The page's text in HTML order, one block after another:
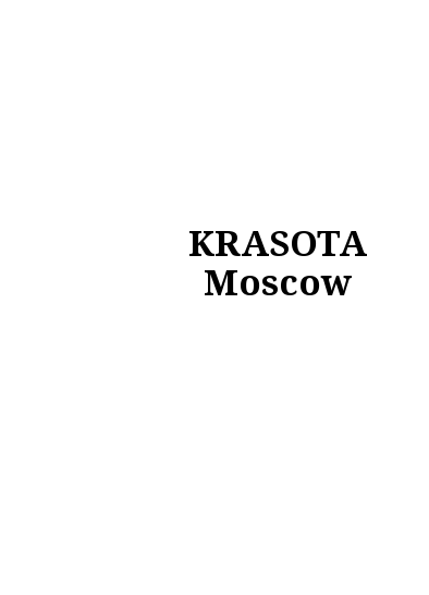
KRASOTA
Moscow